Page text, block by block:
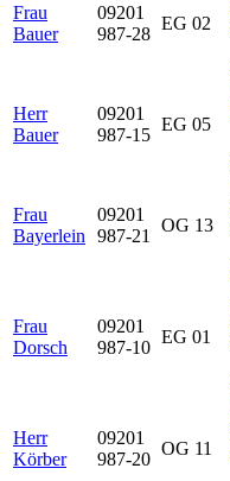
Frau
Bauer
09201
987-28
EG 02
Herr
Bauer
09201
987-15
EG 05
Frau
Bayerlein
09201
987-21
OG 13
Frau
Dorsch
09201
987-10
EG 01
Herr
Körber
09201
987-20
OG 11